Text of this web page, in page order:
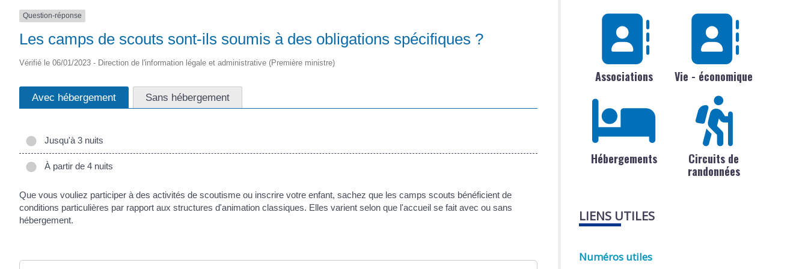
Question-réponse
Les camps de scouts sont-ils soumis à des obligations spécifiques ?
Vérifié le 06/01/2023 - Direction de l'information légale et administrative (Première ministre)
Avec hébergement Sans hébergement
Jusqu'à 3 nuits
À partir de 4 nuits
Que vous vouliez participer à des activités de scoutisme ou inscrire votre enfant, sachez que les camps scouts bénéficient de
conditions particulières par rapport aux structures d'animation classiques. Elles varient selon que l'accueil se fait avec ou sans
hébergement.
Associations Vie - économique
Hébergements
Circuits de
randonnées
LIENS UTILES
Numéros utiles